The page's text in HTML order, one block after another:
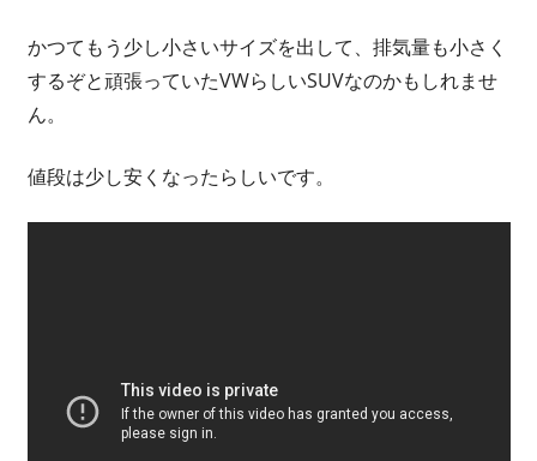
かつてもう少し小さいサイズを出して、排気量も小さく
するぞと頑張っていたVWらしいSUVなのかもしれませ
ん。
値段は少し安くなったらしいです。